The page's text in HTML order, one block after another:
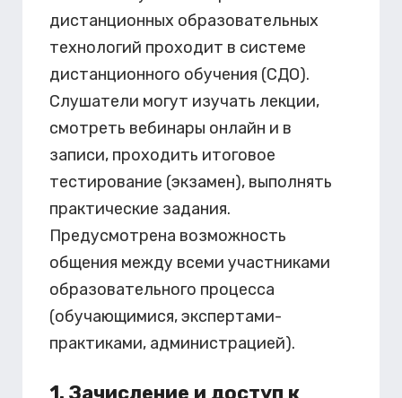
дистанционных образовательных
технологий проходит в системе
дистанционного обучения (СДО).
Слушатели могут изучать лекции,
смотреть вебинары онлайн и в
записи, проходить итоговое
тестирование (экзамен), выполнять
практические задания.
Предусмотрена возможность
общения между всеми участниками
образовательного процесса
(обучающимися, экспертами-
практиками, администрацией).
1. Зачисление и доступ к